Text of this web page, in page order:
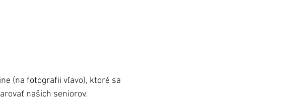
(na fotografii vľavo), ktoré sa
našich seniorov.